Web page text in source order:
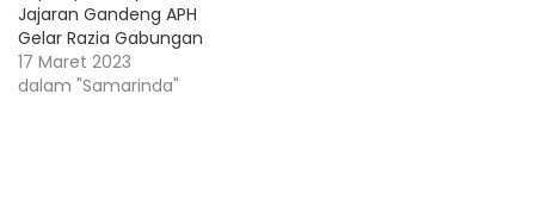
Jajaran Gandeng APH
Gelar Razia Gabungan
17 Maret 2023
dalam "Samarinda"